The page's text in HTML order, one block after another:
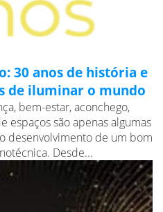
30 anos de história e
de iluminar o mundo
bem-estar, aconchego,
espaços são apenas algumas
desenvolvimento de um bom
Desde...